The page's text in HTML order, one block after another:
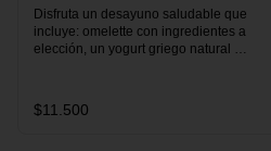
Disfruta un desayuno saludable que
incluye: omelette con ingredientes a
elección, un yogurt griego natural
Breakfast y granola (endulzada con
miel), más un café o té a elección y un
$11.500